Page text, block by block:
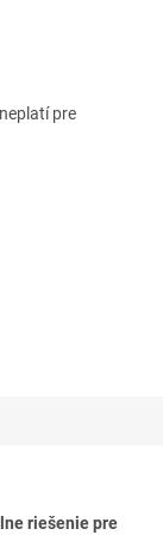
pre
riešenie pre